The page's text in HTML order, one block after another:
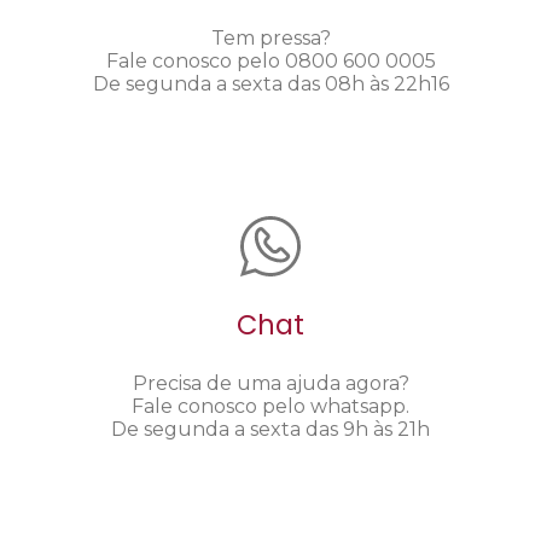
Tem pressa?
Fale conosco pelo 0800 600 0005
De segunda a sexta das 08h às 22h16
Chat
Precisa de uma ajuda agora?
Fale conosco pelo whatsapp.
De segunda a sexta das 9h às 21h